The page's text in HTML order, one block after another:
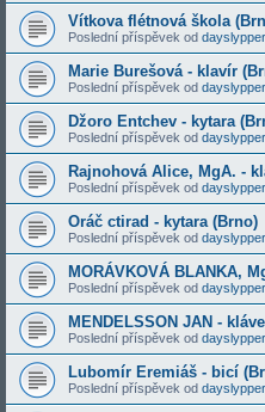
Vítkova flétnová škola
Poslední příspěvek od dayslypper
Marie Burešová - klavír
Poslední příspěvek od dayslypper
Džoro Entchev - kytara
Poslední příspěvek od dayslypper
Rajnohová Alice, MgA. -
Poslední příspěvek od dayslypper
Oráč ctirad - kytara (Brno)
Poslední příspěvek od dayslypper
MORÁVKOVÁ BLANKA,
Poslední příspěvek od dayslypper
MENDELSSON JAN -
Poslední příspěvek od dayslypper
Lubomír Eremiáš - bicí
Poslední příspěvek od dayslypper